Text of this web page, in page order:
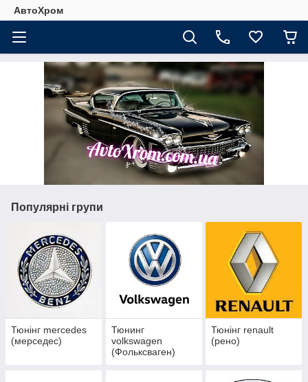
АвтоХром
Популярні групи
Тюнінг mercedes
(мерседес)
Тюнинг
volkswagen
(Фольксваген)
Тюнінг renault
(рено)